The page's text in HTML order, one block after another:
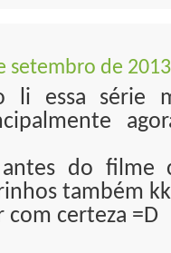
setembro de
li essa série
do filme
também
com certeza =D